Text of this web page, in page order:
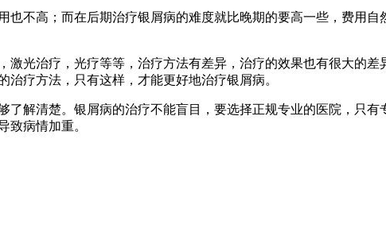
不高；而在后期治疗银屑病的难度就比晚期的要高一些，费用
光治疗，光疗等等，治疗方法有差异，治疗的效果也有很大的
疗方法，只有这样，才能更好地治疗银屑病。
解清楚。银屑病的治疗不能盲目，要选择正规专业的医院，只
致病情加重。